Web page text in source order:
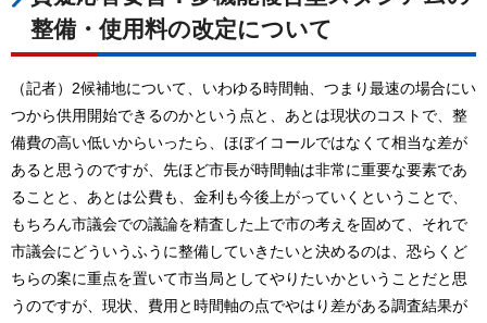
整備・使用料の改定について
（記者）2候補地について、いわゆる時間軸、つまり最速の場合にい
つから供用開始できるのかという点と、あとは現状のコストで、整
備費の高い低いからいったら、ほぼイコールではなくて相当な差が
あると思うのですが、先ほど市長が時間軸は非常に重要な要素であ
ることと、あとは公費も、金利も今後上がっていくということで、
もちろん市議会での議論を精査した上で市の考えを固めて、それで
市議会にどういうふうに整備していきたいと決めるのは、恐らくど
ちらの案に重点を置いて市当局としてやりたいかということだと思
うのですが、現状、費用と時間軸の点でやはり差がある調査結果が